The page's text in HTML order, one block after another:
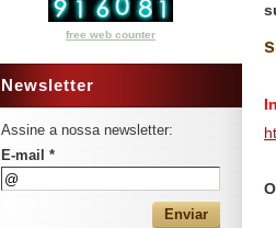
free web counter
Newsletter
Assine a nossa newsletter:
E-mail *